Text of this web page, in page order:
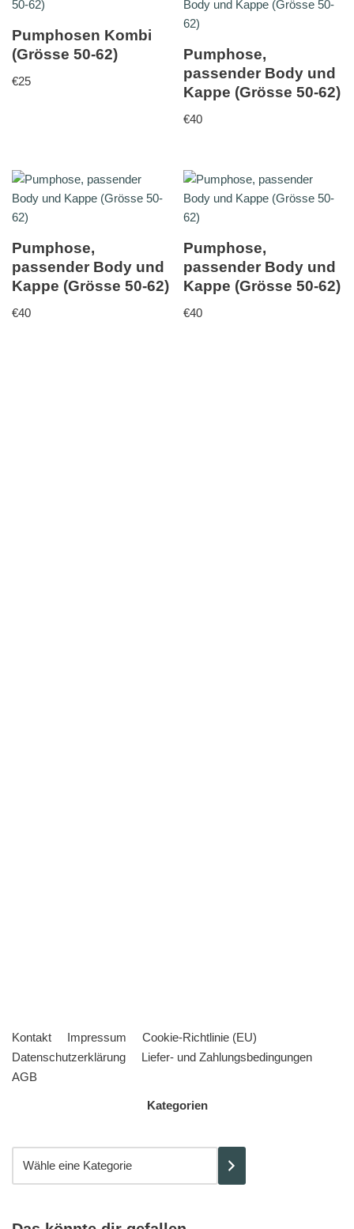
Pumphosen Kombi
(Grösse 50-62)
€25
Pumphose,
passender Body und
Kappe (Grösse 50-62)
€40
Pumphose,
passender Body und
Kappe (Grösse 50-62)
€40
Pumphose,
passender Body und
Kappe (Grösse 50-62)
€40
Kontakt Impressum
Cookie-Richtlinie (EU)
Datenschutzerklärung
Liefer- und Zahlungsbedingungen
AGB
Kategorien